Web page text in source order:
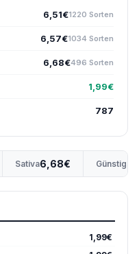
6,51€1220 Sorten
6,57€1034 Sorten
6,68€496 Sorten
1,99€
787
Sativa6,68€ Günstigste
1,99€